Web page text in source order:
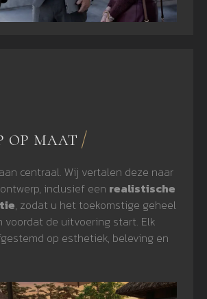
op maat
centraal. Wij vertalen deze naar
inclusief een realistische
, zodat u het toekomstige geheel
voordat de uitvoering start. Elk
op esthetiek, beleving en